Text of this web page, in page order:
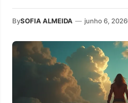
BySOFIA ALMEIDA — junho 6, 2026